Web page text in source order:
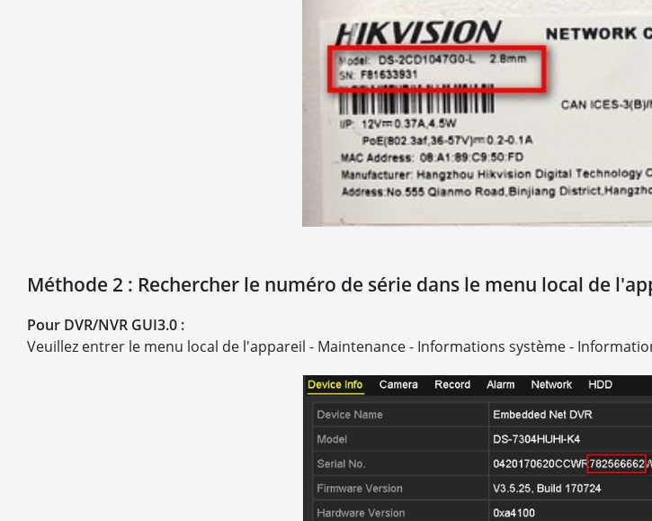
Méthode 2 : Rechercher le numéro de série dans le menu local de
Pour DVR/NVR GUI3.0 :
Veuillez entrer le menu local de l'appareil - Maintenance - Informations système -